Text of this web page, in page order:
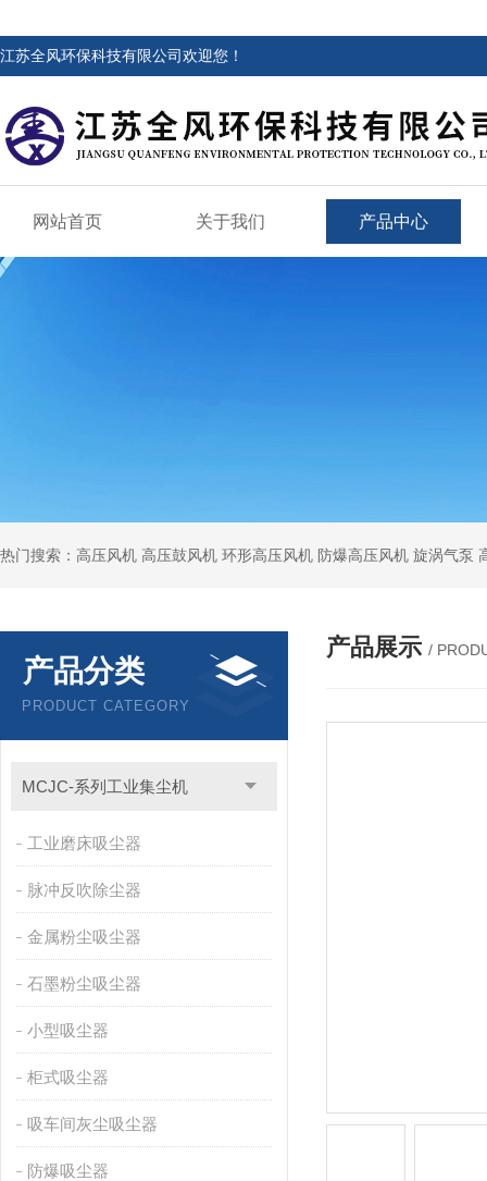
江苏全风环保科技有限公司欢迎您！
网站首页 关于我们 产品中心
热门搜索：高压风机 高压鼓风机 环形高压风机 防爆高压风机 旋涡气泵
产品分类
PRODUCT CATEGORY
MCJC-系列工业集尘机
工业磨床吸尘器
脉冲反吹除尘器
金属粉尘吸尘器
石墨粉尘吸尘器
小型吸尘器
柜式吸尘器
吸车间灰尘吸尘器
防爆吸尘器
产品展示 /